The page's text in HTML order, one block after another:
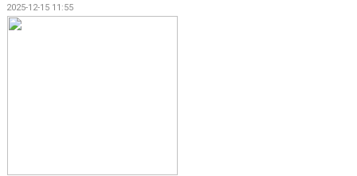
TRUPPEN
2025-12-15 11:55